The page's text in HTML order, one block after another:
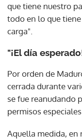
que tiene nuestro
todo en lo que
carga".
"¡El día
Por orden de
cerrada durante
se fue reanudando
permisos
Aquella medida, en